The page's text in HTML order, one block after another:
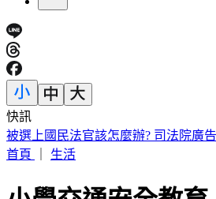
快訊
故宮南院小編爆紅！超有哏回覆連發
首頁
生活